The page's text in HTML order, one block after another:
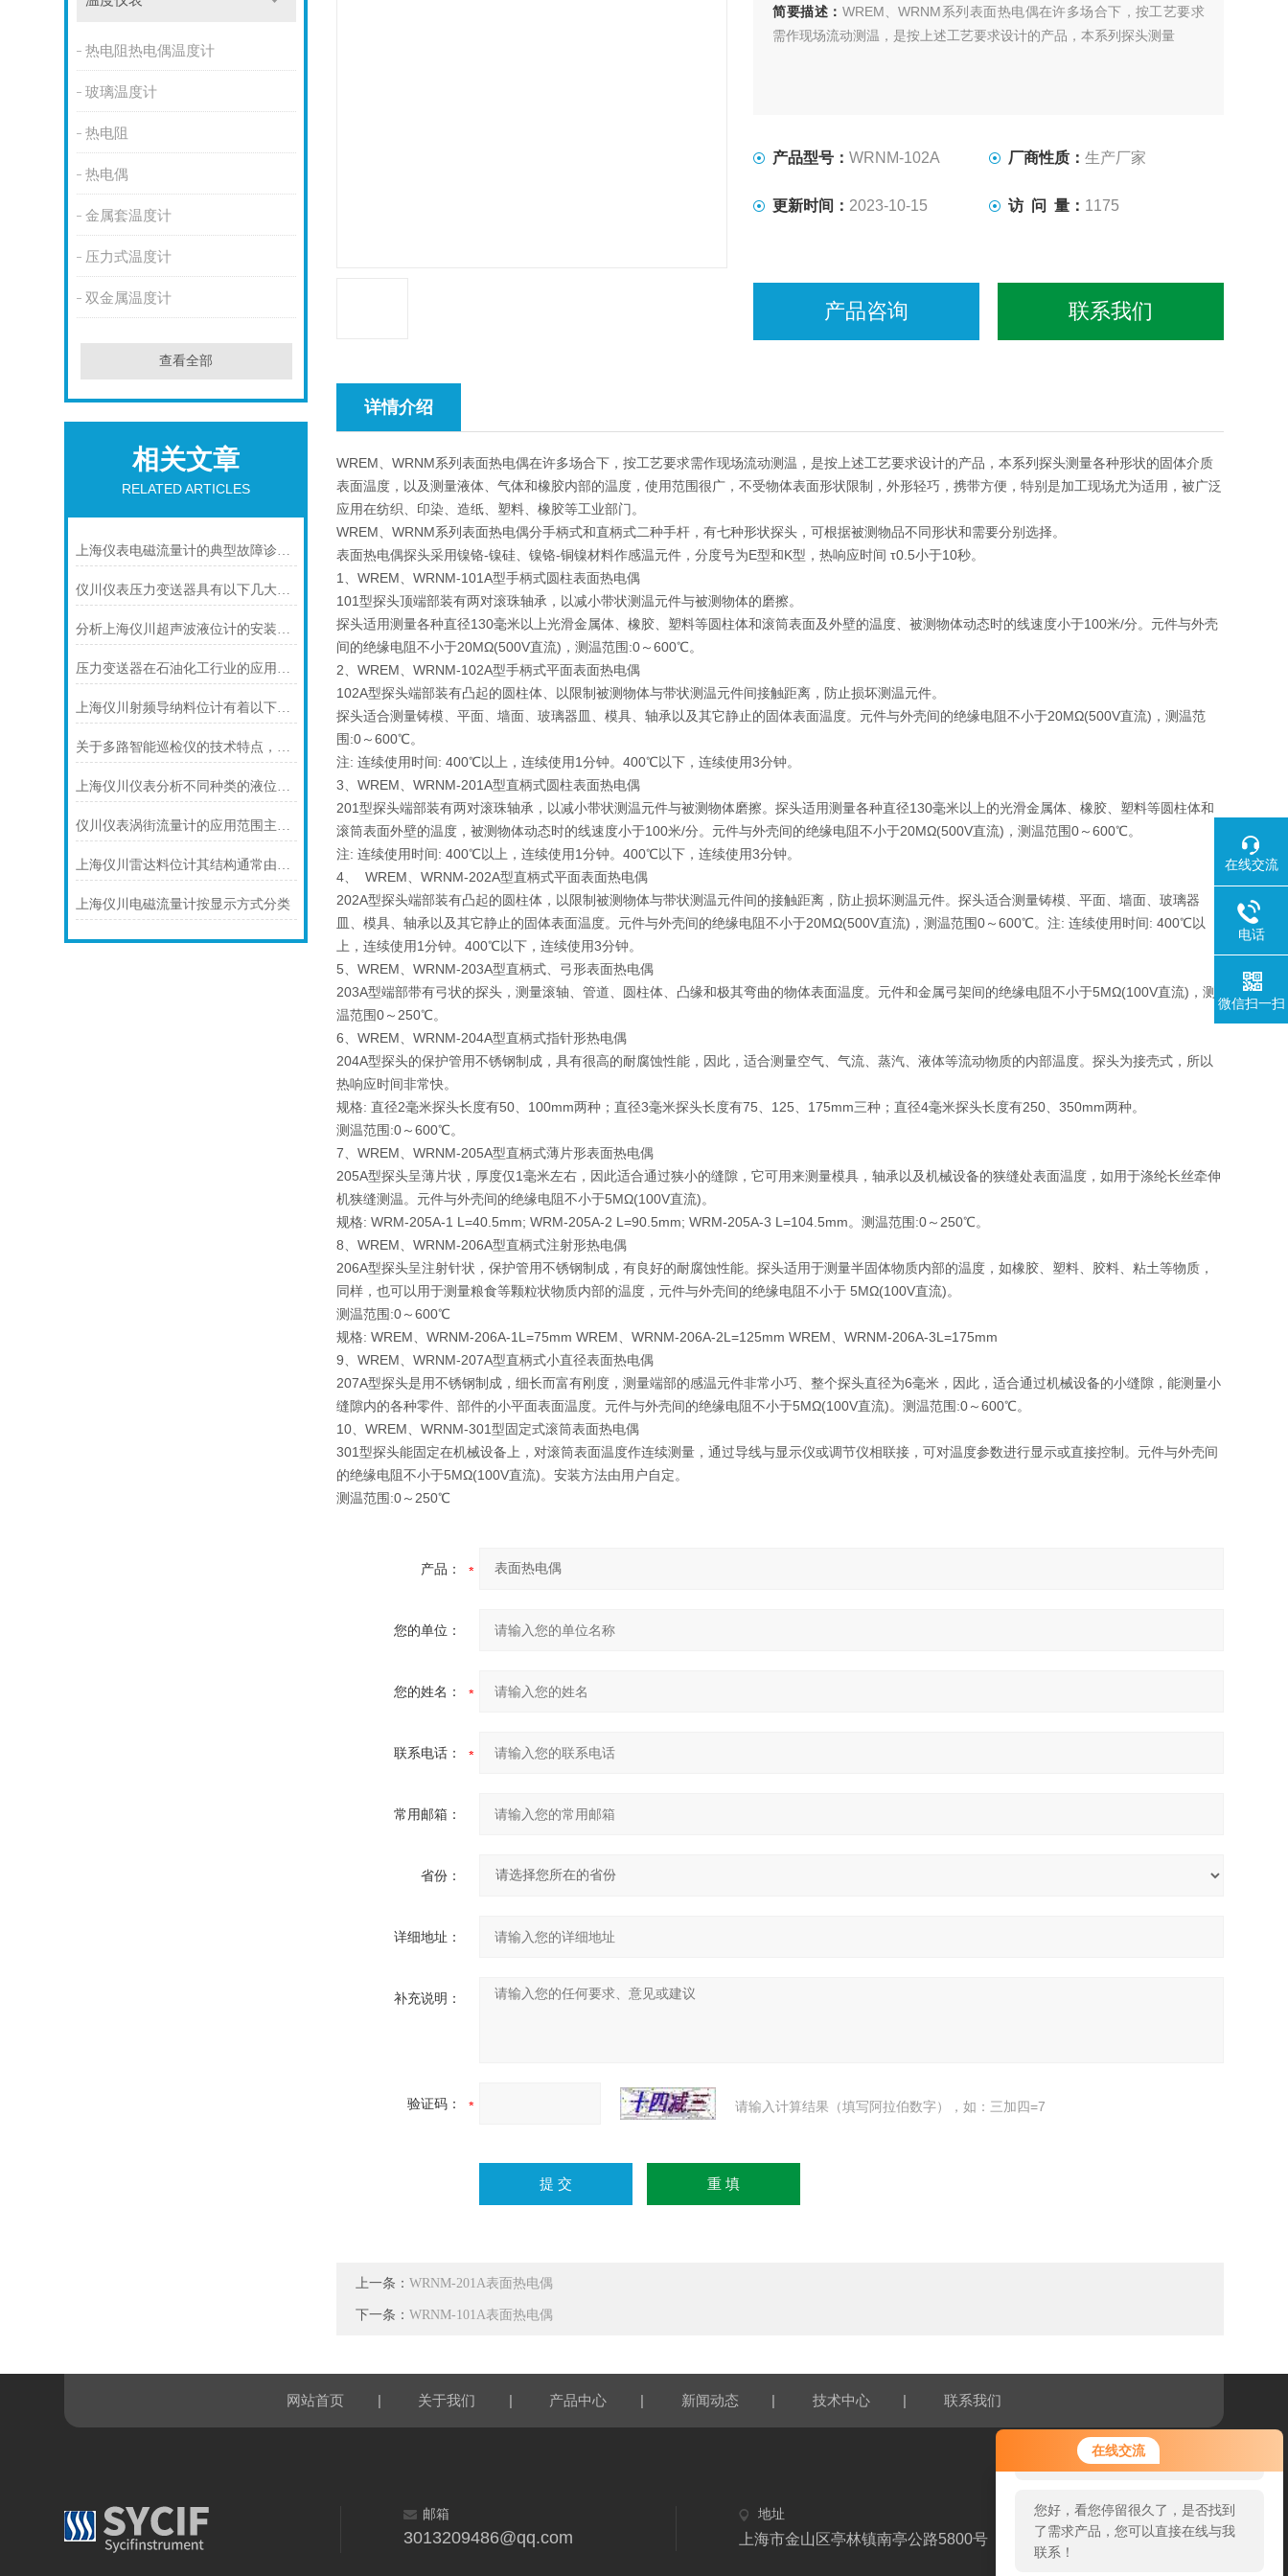
在线交流
您好！欢迎前来咨询，很高兴为您
服务，请问您要咨询什么问题呢？
您好，看您停留很久了，是否找到
了需求产品，您可以直接在线与我
联系！
热电阻热电偶温度计
玻璃温度计
热电阻
热电偶
金属套温度计
压力式温度计
双金属温度计
查看全部
相关文章
RELATED ARTICLES
上海仪表电磁流量计的典型故障诊断及处理方法
仪川仪表压力变送器具有以下几大技术特点
分析上海仪川超声波液位计的安装原理
压力变送器在石油化工行业的应用说明
上海仪川射频导纳料位计有着以下几大技术特点
关于多路智能巡检仪的技术特点，你怎么看呢？
上海仪川仪表分析不同种类的液位变送器
仪川仪表涡街流量计的应用范围主要包括以下几个方面
上海仪川雷达料位计其结构通常由以下部分组成
上海仪川电磁流量计按显示方式分类
简要描述： WREM、WRNM系列表面热电偶在许多场合下，按工艺要求
需作现场流动测温，是按上述工艺要求设计的产品，本系列探头测量
产品型号：WRNM-102A 厂商性质： 生产厂家
更新时间： 2023-10-15 访 问 量： 1175
产品咨询 联系我们
详情介绍
WREM、WRNM系列表面热电偶在许多场合下，按工艺要求需作现场流动测温，是按上述工艺要求设计的产品，本系列探头测量各种形状的固体介质
表面温度，以及测量液体、气体和橡胶内部的温度，使用范围很广，不受物体表面形状限制，外形轻巧，携带方便，特别是加工现场尤为适用，被广泛
应用在纺织、印染、造纸、塑料、橡胶等工业部门。
WREM、WRNM系列表面热电偶分手柄式和直柄式二种手杆，有七种形状探头，可根据被测物品不同形状和需要分别选择。
表面热电偶探头采用镍铬-镍硅、镍铬-铜镍材料作感温元件，分度号为E型和K型，热响应时间 τ0.5小于10秒。
1、WREM、WRNM-101A型手柄式圆柱表面热电偶
101型探头顶端部装有两对滚珠轴承，以减小带状测温元件与被测物体的磨擦。
探头适用测量各种直径130毫米以上光滑金属体、橡胶、塑料等圆柱体和滚筒表面及外壁的温度、被测物体动态时的线速度小于100米/分。元件与外壳
间的绝缘电阻不小于20MΩ(500V直流)，测温范围:0～600℃。
2、WREM、WRNM-102A型手柄式平面表面热电偶
102A型探头端部装有凸起的圆柱体、以限制被测物体与带状测温元件间接触距离，防止损坏测温元件。
探头适合测量铸模、平面、墙面、玻璃器皿、模具、轴承以及其它静止的固体表面温度。元件与外壳间的绝缘电阻不小于20MΩ(500V直流)，测温范
围:0～600℃。
注: 连续使用时间: 400℃以上，连续使用1分钟。400℃以下，连续使用3分钟。
3、WREM、WRNM-201A型直柄式圆柱表面热电偶
201型探头端部装有两对滚珠轴承，以减小带状测温元件与被测物体磨擦。探头适用测量各种直径130毫米以上的光滑金属体、橡胶、塑料等圆柱体和
滚筒表面外壁的温度，被测物体动态时的线速度小于100米/分。元件与外壳间的绝缘电阻不小于20MΩ(500V直流)，测温范围0～600℃。
注: 连续使用时间: 400℃以上，连续使用1分钟。400℃以下，连续使用3分钟。
4、 WREM、WRNM-202A型直柄式平面表面热电偶
202A型探头端部装有凸起的圆柱体，以限制被测物体与带状测温元件间的接触距离，防止损坏测温元件。探头适合测量铸模、平面、墙面、玻璃器
皿、模具、轴承以及其它静止的固体表面温度。元件与外壳间的绝缘电阻不小于20MΩ(500V直流)，测温范围0～600℃。注: 连续使用时间: 400℃以
上，连续使用1分钟。400℃以下，连续使用3分钟。
5、WREM、WRNM-203A型直柄式、弓形表面热电偶
203A型端部带有弓状的探头，测量滚轴、管道、圆柱体、凸缘和极其弯曲的物体表面温度。元件和金属弓架间的绝缘电阻不小于5MΩ(100V直流)，测
温范围0～250℃。
6、WREM、WRNM-204A型直柄式指针形热电偶
204A型探头的保护管用不锈钢制成，具有很高的耐腐蚀性能，因此，适合测量空气、气流、蒸汽、液体等流动物质的内部温度。探头为接壳式，所以
热响应时间非常快。
规格: 直径2毫米探头长度有50、100mm两种；直径3毫米探头长度有75、125、175mm三种；直径4毫米探头长度有250、350mm两种。
测温范围:0～600℃。
7、WREM、WRNM-205A型直柄式薄片形表面热电偶
205A型探头呈薄片状，厚度仅1毫米左右，因此适合通过狭小的缝隙，它可用来测量模具，轴承以及机械设备的狭缝处表面温度，如用于涤纶长丝牵伸
机狭缝测温。元件与外壳间的绝缘电阻不小于5MΩ(100V直流)。
规格: WRM-205A-1 L=40.5mm; WRM-205A-2 L=90.5mm; WRM-205A-3 L=104.5mm。测温范围:0～250℃。
8、WREM、WRNM-206A型直柄式注射形热电偶
206A型探头呈注射针状，保护管用不锈钢制成，有良好的耐腐蚀性能。探头适用于测量半固体物质内部的温度，如橡胶、塑料、胶料、粘土等物质，
同样，也可以用于测量粮食等颗粒状物质内部的温度，元件与外壳间的绝缘电阻不小于 5MΩ(100V直流)。
测温范围:0～600℃
规格: WREM、WRNM-206A-1L=75mm WREM、WRNM-206A-2L=125mm WREM、WRNM-206A-3L=175mm
9、WREM、WRNM-207A型直柄式小直径表面热电偶
207A型探头是用不锈钢制成，细长而富有刚度，测量端部的感温元件非常小巧、整个探头直径为6毫米，因此，适合通过机械设备的小缝隙，能测量小
缝隙内的各种零件、部件的小平面表面温度。元件与外壳间的绝缘电阻不小于5MΩ(100V直流)。测温范围:0～600℃。
10、WREM、WRNM-301型固定式滚筒表面热电偶
301型探头能固定在机械设备上，对滚筒表面温度作连续测量，通过导线与显示仪或调节仪相联接，可对温度参数进行显示或直接控制。元件与外壳间
的绝缘电阻不小于5MΩ(100V直流)。安装方法由用户自定。
测温范围:0～250℃
产品：
您的单位：
您的姓名：
联系电话：
常用邮箱：
省份：
详细地址：
补充说明：
验证码： 请输入计算结果（填写阿拉伯数字），如：三加四=7
上一条：WRNM-201A表面热电偶
下一条：WRNM-101A表面热电偶
网站首页 | 关于我们 | 产品中心 | 新闻动态 | 技术中心 | 联系我们
邮箱
3013209486@qq.com
地址
上海市金山区亭林镇南亭公路5800号
在线交流
电话
微信扫一扫